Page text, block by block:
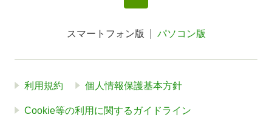
スマートフォン版 パソコン版
利用規約 個人情報保護基本方針
Cookie等の利用に関するガイドライン